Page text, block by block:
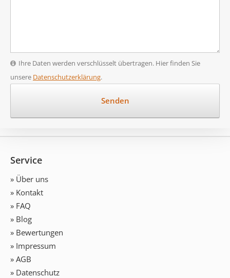
Ihre Daten werden verschlüsselt übertragen. Hier finden Sie
unsere Datenschutzerklärung.
Service
» Über uns
» Kontakt
» FAQ
» Blog
» Bewertungen
» Impressum
» AGB
» Datenschutz